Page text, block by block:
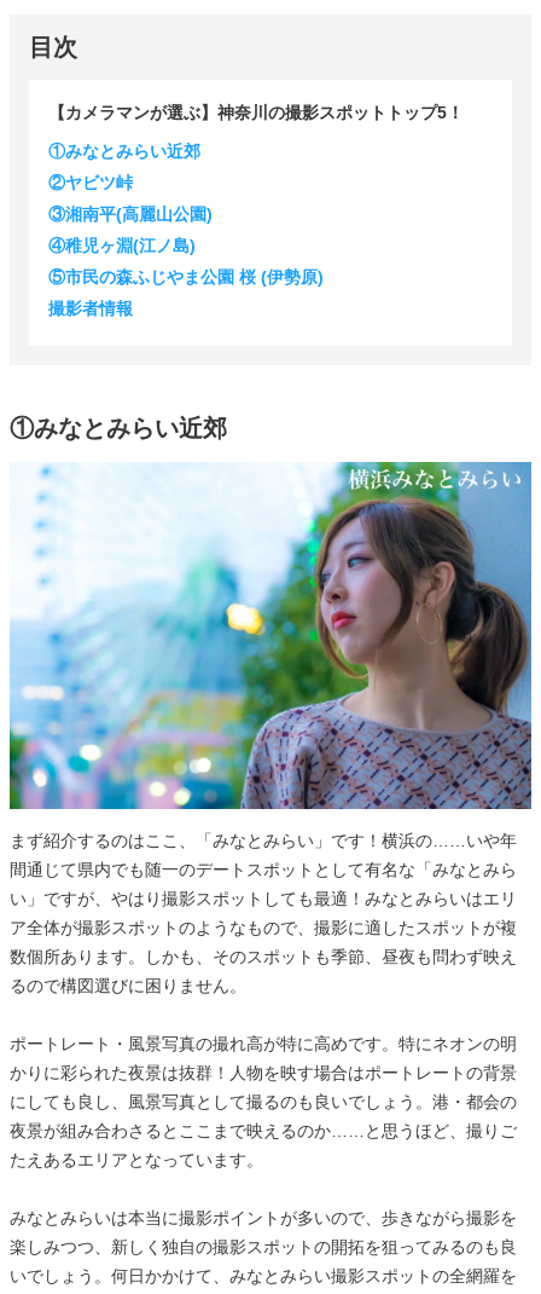
目次
【カメラマンが選ぶ】神奈川の撮影スポットトップ5！
①みなとみらい近郊
②ヤビツ峠
③湘南平(高麗山公園)
④稚児ヶ淵(江ノ島)
⑤市民の森ふじやま公園 桜 (伊勢原)
撮影者情報
①みなとみらい近郊
まず紹介するのはここ、「みなとみらい」です！横浜の……いや年
間通じて県内でも随一のデートスポットとして有名な「みなとみら
い」ですが、やはり撮影スポットしても最適！みなとみらいはエリ
ア全体が撮影スポットのようなもので、撮影に適したスポットが複
数個所あります。しかも、そのスポットも季節、昼夜も問わず映え
るので構図選びに困りません。
ポートレート・風景写真の撮れ高が特に高めです。特にネオンの明
かりに彩られた夜景は抜群！人物を映す場合はポートレートの背景
にしても良し、風景写真として撮るのも良いでしょう。港・都会の
夜景が組み合わさるとここまで映えるのか……と思うほど、撮りご
たえあるエリアとなっています。
みなとみらいは本当に撮影ポイントが多いので、歩きながら撮影を
楽しみつつ、新しく独自の撮影スポットの開拓を狙ってみるのも良
いでしょう。何日かかけて、みなとみらい撮影スポットの全網羅を